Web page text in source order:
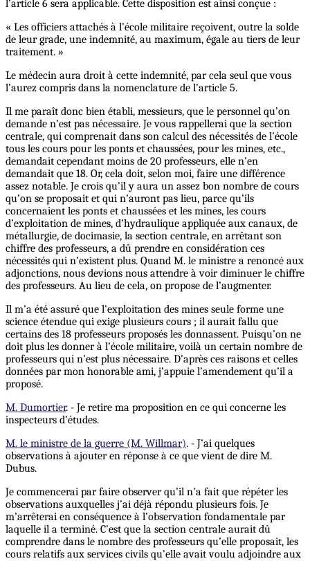
l’article 6 sera applicable. Cette disposition est ainsi conçue :
« Les officiers attachés à l’école militaire reçoivent, outre la solde
de leur grade, une indemnité, au maximum, égale au tiers de leur
traitement. »
Le médecin aura droit à cette indemnité, par cela seul que vous
l’aurez compris dans la nomenclature de l’article 5.
Il me paraît donc bien établi, messieurs, que le personnel qu’on
demande n’est pas nécessaire. Je vous rappellerai que la section
centrale, qui comprenait dans son calcul des nécessités de l’école
tous les cours pour les ponts et chaussées, pour les mines, etc.,
demandait cependant moins de 20 professeurs, elle n’en
demandait que 18. Or, cela doit, selon moi, faire une différence
assez notable. Je crois qu’il y aura un assez bon nombre de cours
qu’on se proposait et qui n’auront pas lieu, parce qu’ils
concernaient les ponts et chaussées et les mines, les cours
d’exploitation de mines, d’hydraulique appliquée aux canaux, de
métallurgie, de docimasie, la section centrale, en arrêtant son
chiffre des professeurs, a dû prendre en considération ces
nécessités qui n’existent plus. Quand M. le ministre a renoncé aux
adjonctions, nous devions nous attendre à voir diminuer le chiffre
des professeurs. Au lieu de cela, on propose de l’augmenter.
Il m’a été assuré que l’exploitation des mines seule forme une
science étendue qui exige plusieurs cours ; il aurait fallu que
certains des 18 professeurs proposés les donnassent. Puisqu’on ne
doit plus les donner à l’école militaire, voilà un certain nombre de
professeurs qui n’est plus nécessaire. D’après ces raisons et celles
données par mon honorable ami, j’appuie l’amendement qu’il a
proposé.
M. Dumortier. - Je retire ma proposition en ce qui concerne les
inspecteurs d’études.
M. le ministre de la guerre (M. Willmar). - J’ai quelques
observations à ajouter en réponse à ce que vient de dire M.
Dubus.
Je commencerai par faire observer qu’il n’a fait que répéter les
observations auxquelles j’ai déjà répondu plusieurs fois. Je
m’arrêterai en conséquence à l’observation fondamentale par
laquelle il a terminé. C’est que la section centrale aurait dû
comprendre dans le nombre des professeurs qu’elle proposait, les
cours relatifs aux services civils qu’elle avait voulu adjoindre aux